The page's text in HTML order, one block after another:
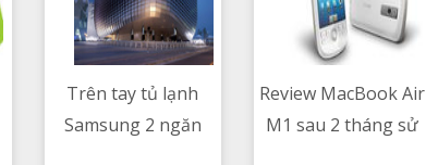
Trên tay tủ lạnh
Samsung 2 ngăn
Review MacBook Air
M1 sau 2 tháng sử